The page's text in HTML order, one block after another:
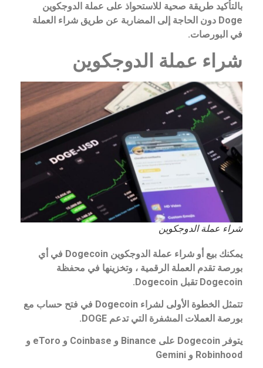
بالتأكيد طريقة صحية للاستحواذ على عملة الدوجكوين
Doge دون الحاجة إلى المضاربة عن طريق شراء العملة
في البورصات.
شراء عملة الدوجكوين
شراء عملة الدوجكوين
يمكنك بيع أو شراء عملة الدوجكوين Dogecoin في أي
بورصة تقدم العملة الرقمية ، وتخزينها في محفظة
Dogecoin تقبل Dogecoin.
تتمثل الخطوة الأولى لشراء Dogecoin في فتح حساب مع
بورصة العملات المشفرة التي تدعم DOGE.
يتوفر Dogecoin على Binance و Coinbase و eToro و
Robinhood و Gemini